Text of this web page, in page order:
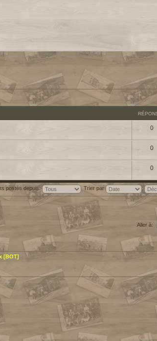
0
0
0
postés depuis: Trier par
Aller à:
[BOT]